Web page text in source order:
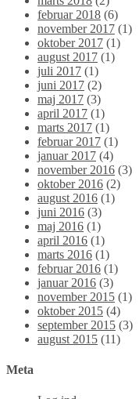
februar 2018 (6)
november 2017 (1)
oktober 2017 (1)
august 2017 (1)
juli 2017 (1)
juni 2017 (2)
maj 2017 (3)
april 2017 (1)
marts 2017 (1)
februar 2017 (1)
januar 2017 (4)
november 2016 (3)
oktober 2016 (2)
august 2016 (1)
juni 2016 (3)
maj 2016 (1)
april 2016 (1)
marts 2016 (1)
februar 2016 (1)
januar 2016 (3)
november 2015 (1)
oktober 2015 (4)
september 2015 (3)
august 2015 (11)
Meta